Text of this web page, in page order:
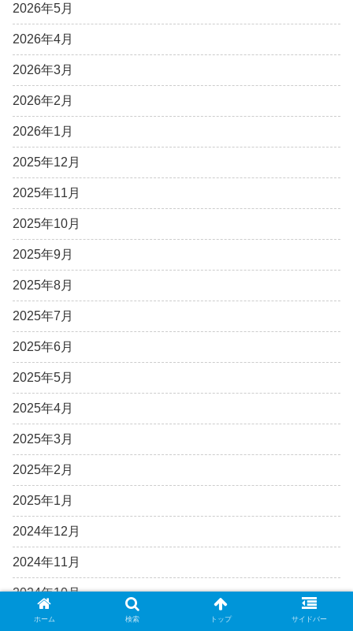
2026年5月
2026年4月
2026年3月
2026年2月
2026年1月
2025年12月
2025年11月
2025年10月
2025年9月
2025年8月
2025年7月
2025年6月
2025年5月
2025年4月
2025年3月
2025年2月
2025年1月
2024年12月
2024年11月
2024年10月
2024年9月
ホーム 検索 トップ サイドバー